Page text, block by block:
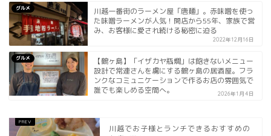
グルメ
川越一番街のラーメン屋「唐麺」。赤味噌を使っ
た味噌ラーメンが人気！開店から55年、家族で営
み、お客様に愛され続ける秘密に迫る
2022年12月16日
グルメ
【鶴ヶ島】「イザカヤ瓶燗」は飽きないメニュー
設計で常連さんを虜にする鶴ヶ島の居酒屋。フラ
ンクなコミュニケーションで作るお店の雰囲気で
誰でも楽しめる空間へ。
2026年1月4日
川越でお子様とランチできるおすすめの